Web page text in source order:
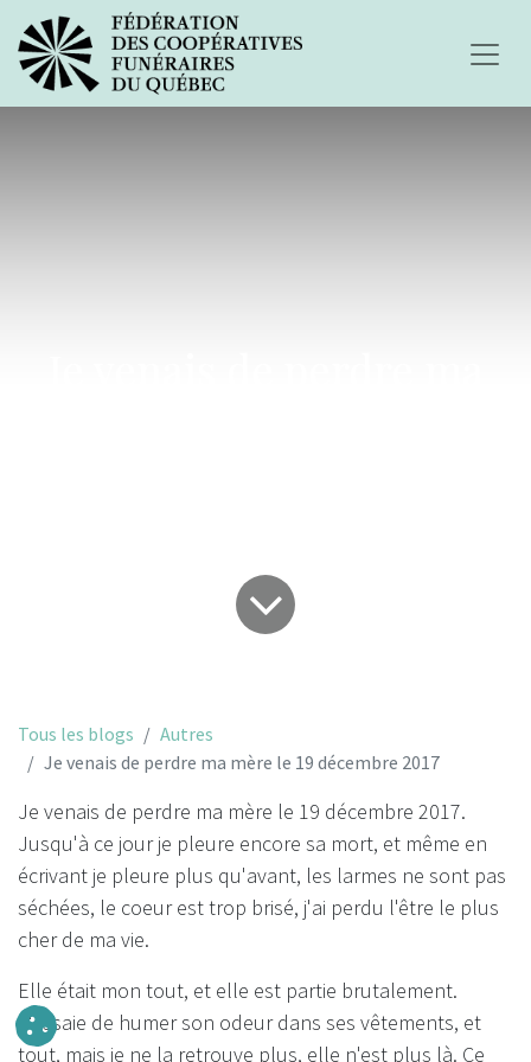
Tous les blogs
Autres
Je venais de perdre ma mère le 19 décembre 2017
Je venais de perdre ma mère le 19 décembre 2017.
Jusqu'à ce jour je pleure encore sa mort, et même en
écrivant je pleure plus qu'avant, les larmes ne sont pas
séchées, le coeur est trop brisé, j'ai perdu l'être le plus
cher de ma vie.
Elle était mon tout, et elle est partie brutalement.
J'essaie de humer son odeur dans ses vêtements, et
tout, mais je ne la retrouve plus, elle n'est plus là. Ce